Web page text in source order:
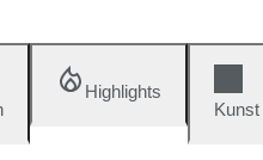
Highlights
Kunst